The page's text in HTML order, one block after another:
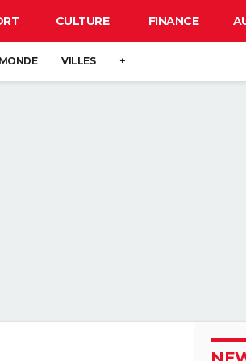
CULTURE FINANCE
MONDE VILLES +